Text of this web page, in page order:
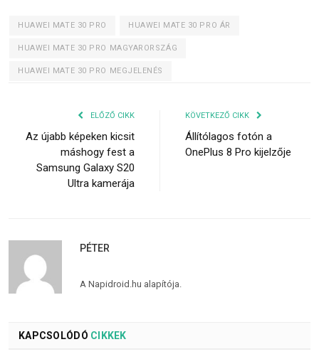
HUAWEI MATE 30 PRO HUAWEI MATE 30 PRO ÁR
HUAWEI MATE 30 PRO MAGYARORSZÁG
HUAWEI MATE 30 PRO MEGJELENÉS
ELŐZŐ CIKK
Az újabb képeken kicsit
máshogy fest a
Samsung Galaxy S20
Ultra kamerája
KÖVETKEZŐ CIKK
Állítólagos fotón a
OnePlus 8 Pro kijelzője
PÉTER
A Napidroid.hu alapítója.
KAPCSOLÓDÓ CIKKEK